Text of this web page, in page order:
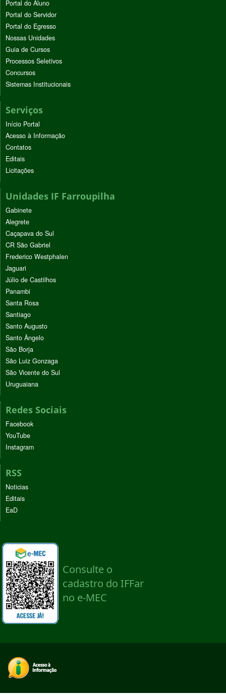
Portal do Aluno
Portal do Servidor
Portal do Egresso
Nossas Unidades
Guia de Cursos
Processos Seletivos
Concursos
Sistemas Institucionais
Serviços
Início Portal
Acesso à Informação
Contatos
Editais
Licitações
Unidades IF Farroupilha
Gabinete
Alegrete
Caçapava do Sul
CR São Gabriel
Frederico Westphalen
Jaguari
Júlio de Castilhos
Panambi
Santa Rosa
Santiago
Santo Augusto
Santo Ângelo
São Borja
São Luiz Gonzaga
São Vicente do Sul
Uruguaiana
Redes Sociais
Facebook
YouTube
Instagram
RSS
Noticias
Editais
EaD